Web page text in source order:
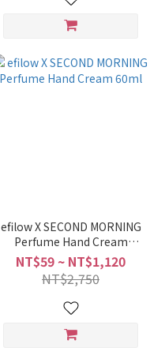
efilow X SECOND MORNING
Perfume Hand Cream
60ml
NT$59 ~ NT$1,120
NT$2,750